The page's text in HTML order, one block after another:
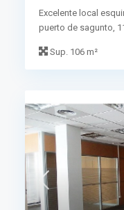
Excelente local
puerto de sagunto,
Sup. 106 m²